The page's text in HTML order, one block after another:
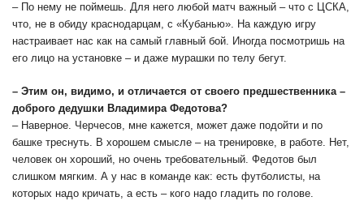
– По нему не поймешь. Для него любой матч важный – что с ЦСКА,
что, не в обиду краснодарцам, с «Кубанью». На каждую игру
настраивает нас как на самый главный бой. Иногда по­смотришь на
его лицо на установке – и даже мурашки по телу бегут.
– Этим он, видимо, и отличается от своего предшественника –
доброго дедушки Владимира Федотова?
– Наверное. Черчесов, мне кажется, может даже подойти и по
башке треснуть. В хорошем смысле – на тренировке, в работе. Нет,
человек он хороший, но очень требовательный. Федотов был
слишком мягким. А у нас в команде как: есть футболисты, на
которых надо кричать, а есть – кого надо гладить по голове.